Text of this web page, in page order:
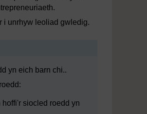
i unrhyw leoliad gwledig.
yn eich barn chi..
siocled roedd yn